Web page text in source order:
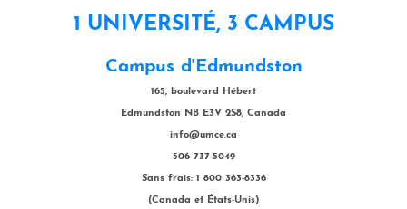
1 UNIVERSITÉ, 3 CAMPUS
Campus d'Edmundston
165, boulevard Hébert
Edmundston NB E3V 2S8, Canada
info@umce.ca
506 737-5049
Sans frais: 1 800 363-8336
(Canada et États-Unis)